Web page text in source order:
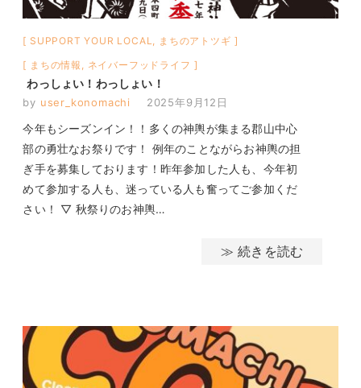
SUPPORT YOUR LOCAL
まちのアトツギ
まちの情報
ネイバーフッドライフ
わっしょい！わっしょい！
by user_konomachi 2025年9月12日
今年もシーズンイン！！多くの神輿が集まる郡山中心
部の勇壮なお祭りです！ 例年のことながらお神輿の担
ぎ手を募集しております！昨年参加した人も、今年初
めて参加する人も、迷っている人も奮ってご参加くだ
さい！ ▽ 秋祭りのお神輿…
≫ 続きを読む